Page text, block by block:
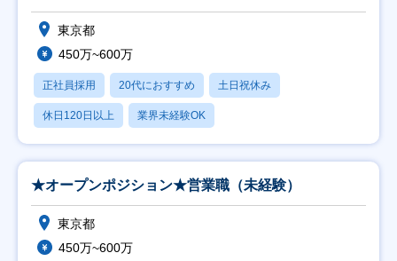
東京都
450万~600万
正社員採用 20代におすすめ 土日祝休み
休日120日以上 業界未経験OK
★オープンポジション★営業職（未経験）
東京都
450万~600万